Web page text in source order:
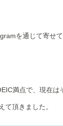
を通じて寄せ
満点で、現在
て頂きました。